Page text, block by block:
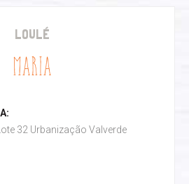
LOULÉ
MARIA
32 Urbanização Valverde